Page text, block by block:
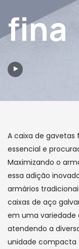
fina
A caixa de gavetas
essencial e
Maximizando o
essa adição
armários
caixas de aço
em uma variedade
atendendo a
unidade compacta